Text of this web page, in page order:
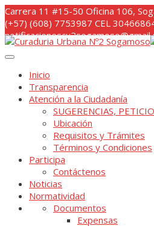
Skip
to
content
Carrera 11 #15-50 Oficina 106,
(+57) (608) 7753987 CEL
Inicio
Transparencia
Atención a la Ciudadanía
SUGERENCIAS,
Ubicación
Requisitos y Trámites
Términos y Condiciones
Participa
Contáctenos
Noticias
Normatividad
Documentos
Expensas